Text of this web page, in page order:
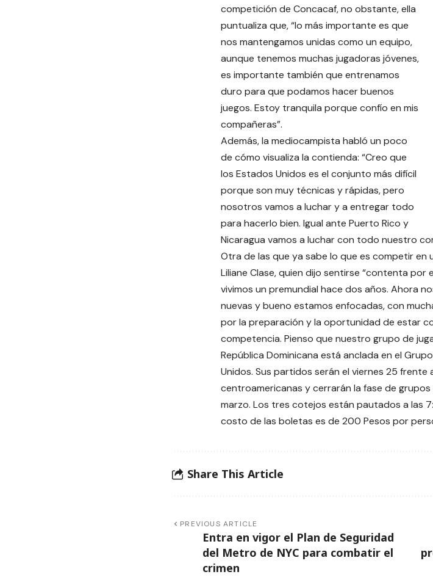
competición de Concacaf, no obstante, ella
puntualiza que, “lo más importante es que
nos mantengamos unidas como un equipo,
aunque tenemos muchas jugadoras jóvenes,
es importante también que entrenamos
duro para que podamos hacer buenos
juegos. Estoy tranquila porque confío en mis
compañeras”.
Además, la mediocampista habló un poco
de cómo visualiza la contienda: “Creo que
los Estados Unidos es el conjunto más difícil
porque son muy técnicas y rápidas, pero
nosotros vamos a luchar y a entregar todo
para hacerlo bien. Igual ante Puerto Rico y
Nicaragua vamos a luchar con todo nuestro
Otra de las que ya sabe lo que es competir
Liliane Clase, quien dijo sentirse “contenta
vivimos un premundial hace dos años. Ahora
nuevas y bueno estamos enfocadas, con
por la preparación y la oportunidad de estar
competencia. Pienso que nuestro grupo de
República Dominicana está anclada en el
Unidos. Sus partidos serán el viernes 25 frente
centroamericanas y cerrarán la fase de
marzo. Los tres cotejos están pautados a las
costo de las boletas es de 200 Pesos por
Share This Article
PREVIOUS ARTICLE
Entra en vigor el Plan de Seguridad
del Metro de NYC para combatir el
crimen